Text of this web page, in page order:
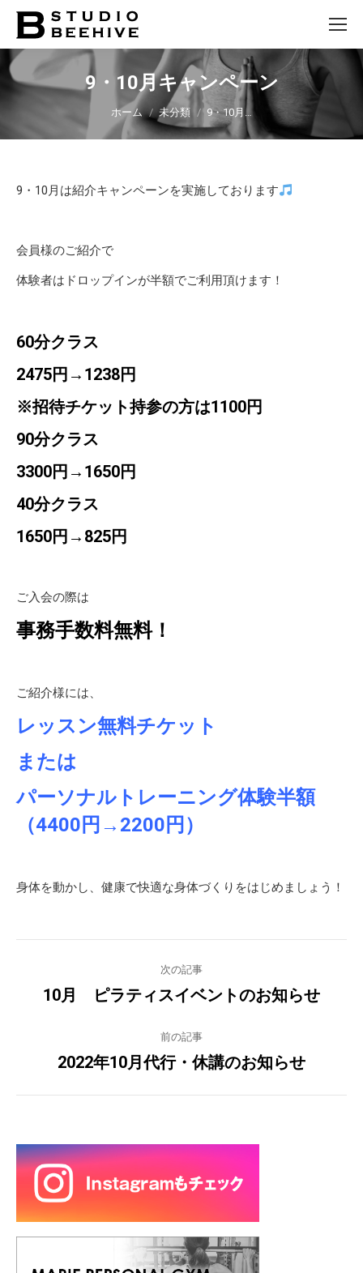
9・10月キャンペーン
ホーム 未分類 9・10月…
9・10月は紹介キャンペーンを実施しております
会員様のご紹介で
体験者はドロップインが半額でご利用頂けます！
60分クラス
2475円→1238円
※招待チケット持参の方は1100円
90分クラス
3300円→1650円
40分クラス
1650円→825円
ご入会の際は
事務手数料無料！
ご紹介様には、
レッスン無料チケット
または
パーソナルトレーニング体験半額
（4400円→2200円）
身体を動かし、健康で快適な身体づくりをはじめましょう！
navigation
次の記事
Previous
10月 ピラティスイベントのお知らせ
前の記事
Next
2022年10月代行・休講のお知らせ